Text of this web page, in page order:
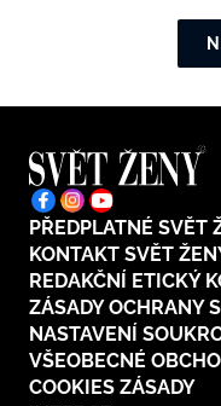
PŘEDPLATNÉ SVĚT
KONTAKT SVĚT
REDAKČNÍ ETICKÝ
ZÁSADY OCHRANY
NASTAVENÍ
VŠEOBECNÉ
COOKIES ZÁSADY